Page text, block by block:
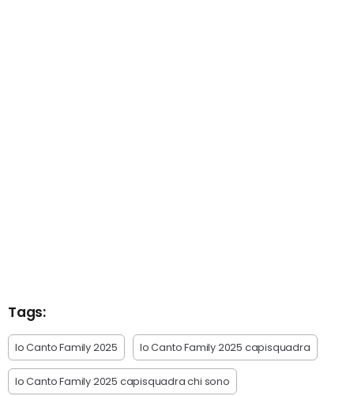
Tags:
Io Canto Family 2025 Io Canto Family 2025 capisquadra
Io Canto Family 2025 capisquadra chi sono